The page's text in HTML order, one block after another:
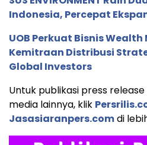
Indonesia, Percepat
UOB Perkuat Bisnis
Kemitraan Distribusi
Global Investors
Untuk publikasi press
media lainnya, klik
Jasasiaranpers.comdi